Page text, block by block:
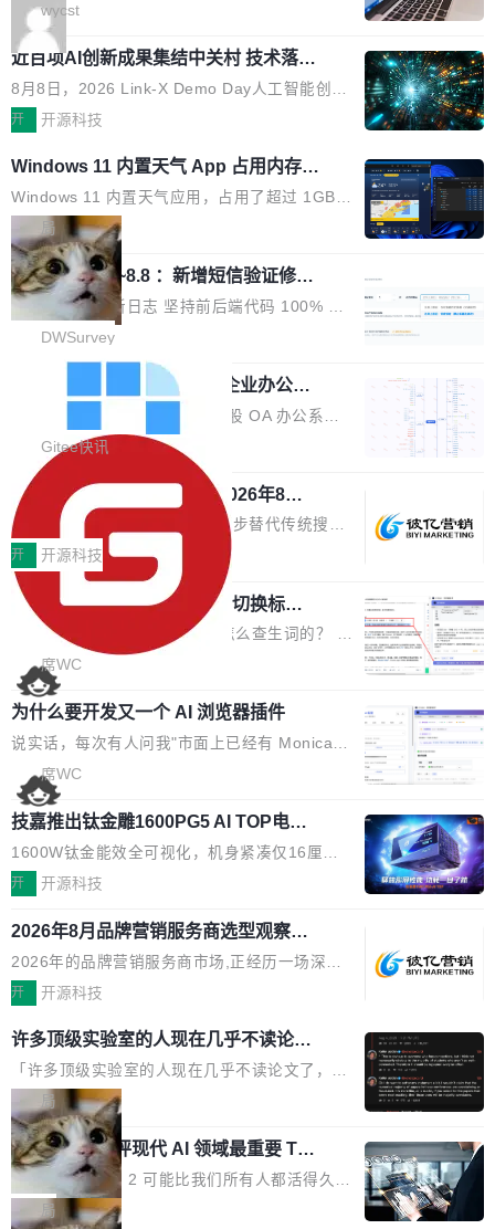
应时间，从源头消除拖影与动态模糊。 1.突破 O
LED 画质局限，暗部细节...
跳动的这个未命名模型，直接跳到了 10 万亿。
预训练通常需要 3 到 6 个月，之后还有微调阶
段。按这个时间线，最早可能在 2026 年底或 2
027 年初发布。 这个节点很微妙。Anthropic 刚
在 5 月发布了 Mythos 5...
动机理由，就是想开源了，如果非要说一个，那
就是它多少弥补了国产 Java 自研 HTTP/2 框架
这块空白——放眼国产 Java 生态，能拿出手的
HTTP/2 网络框架，要么闭源，要么底层建立在
Netty 之上，真正自研的 Java 实现几乎没有。
级 Java 网络应用框架，核心基于 JDK 原生 NI
O 构建 Reactor 多路复用模型，不依赖 Netty、
Tomcat 等任何第三方网络库。其 HTTP/2 协议
栈从 HPACK、Huffman 到 ALPN 均为自主实
现，在基准测试中与 Un...
wycst
近百项AI创新成果集结中关村 技术落地
与产业迭代提速
8月8日，2026 Link-X Demo Day人工智能创新
项目展在北京中关村举办。本次活动由星连资
业、学术、投资人士，集中展出近百项覆盖AI芯
片、算力、模型、应用全链条创新项目，聚焦AI
技术产业化落地与资本对接，呈现当前国内AI前
沿技术突破与商业化最新进展。 活动围绕AI学术
研究与产业落地融合展开多维度研讨。星连资本
创始合伙人张鸣晨表示，AI产业化是长期产融结
合过程，早期优质技术项目需持续资本与产业资
者、产业专家、投资人围绕AI前沿技术瓶颈、行
业固有认知重构等议题展开跨界对话，聚焦行业
真实痛点与突破方向...
开 开源科技
Windows 11 内置天气 App 占用内存超
过 1GB
Windows 11 内置天气应用，占用了超过 1GB
内存。 Notebookcheck 的测试发现这个数字
时，反复确认了多次。不是 100MB，不是 500
MB，是 1 个 G。一个显示天气的应用。 Windo
ws 内置应用臃肿早就是老话题了，但一款天气
应用占用内存就超过 1G 还是过于离谱——问题
个嵌在 Edge WebView 里的网页。它不是一个
「应用」，它是一个运行在浏览器引擎里的网
页，外面套了一层 Windows 的壳。 WebView2
本身就是个内存大户。它加载了完整的 Edge 渲
染引擎，包括 JavaScript 引擎...
局
调问更新7.26~8.8 ：新增短信验证修
改，考试能力升级
DWSurvey 更新日志 坚持前后端代码 100% 开
源助力企业建设自主可控的问卷调研系统 官网地
址www.diaowen.net ➔ 源码下载Gitee 仓库 ➔
本次更新新增短信验证修改已答问卷功能，提升
答卷安全性；同时升级考试能力，完善填空题判
分、防切屏等功能体验，并优化多项产品细节，
提升整体使用体验。 新增功能 01. 新增验证手
机号后查看、修改已答问卷功能 02. 新增填空题
判分功能 03. 添加协作管理员支持树形结构选择
体验优化与修复 •页面与体验优化 优化工作台首
页 UI 展示效果，提升页面使用体验。 优化防切
屏提醒规则，调整为每次切屏均触发提示，提升
考试规范性。 优化登录状...
DWSurvey
勾股 OA v6.0.2 已经发布，企业办公系
勾股 OA v6.0.2 已经发布。 勾股 OA 办公系统
是一款简单实用的开源的企业办公系统。系统集
成了系统设置、附件管理、人事管理、行政管
理、消息管理、资产管理、企业公告、知识网
盘、审批流程设置、办公审批、工作计划、工作
汇报、工作日志、日常办公、财务管理、客户管
理、合同管理、项目管理、任务管理等功能模
块。系统简约，易于功能扩展，方便二次开发，
可以用来做日常 OA，CRM，ERP，业务管理等
系统。 勾股OA6.0.2版本主要是对勾股OA 6第
一个大版本发布的部分功能细节优化和bug问题
修复的版本，具体更新日志如下： 1、补全新版
本的各个审批类型的审批单导出 2、优化各个审
Gitee快讯
942亿赛道如何选对伙伴？2026年8月G
EO公司推荐
当DeepSeek、豆包等大模型逐步替代传统搜索
成为用户获取信息的主要入口,品牌竞争的逻辑变
了:不再是争抢关键词排名,而是想办法进入AI脱
口而出的那个答案。"GEO公司推荐"这个搜索词
背后,折射的是企业面对新兴服务赛道时的集体困
惑——该信谁、看什么、怎么选。 据易观分析
《中国GEO市场产业图谱》数据,2026年中国GE
O行业规模预计达942亿元,同比增长169.7%。G
artner同期预测,传统搜索引擎访问量年内将下滑
25%,AI载体流量占比突破40%;埃森哲2025年中
国消费者调研则指出,37%的用户在有明确购买需
求时倾向于先问AI。几组数据指向一致:GEO已
从营销"加分项"变成品牌在AI时...
开 开源科技
任意网页划词 AI 问答：不用切换标签页
的效率秘诀
看英文技术文档的时候，你是怎么查生词的？ 我
猜大多数人的流程是：选中单词 → Ctrl+C → 切
到翻译标签页 → Ctrl+V → 看翻译 → 切回原
文。遇到不懂的代码片段，再切到 ChatGPT 问
一下。来回切换几次，思路早断了。 今天介绍的
开源 Chrome 扩展 AI Helper，有一个划词浮动
工具栏功能，能让你在任意网页选中文本就直接
用 AI，完全不用切换标签页。 划词工具栏是什
么 安装 AI Helper 后，在任意网页选中文本，选
区旁边会自动浮现一个工具栏： 工具 功能 典型
场景 AI 搜索 联网搜索相关信息 看到陌生概念，
想快速了解背景 解释 让 AI 解释选中文本 读到
费解...
席WC
为什么要开发又一个 AI 浏览器插件
说实话，每次有人问我"市面上已经有 Monica、
Sider、Copilot for Chrome 这些 AI 浏览器插件
了，你为什么还要再做一个"，我都觉得这个问题
问得好。 因为我自己也是从用户变成开发者的。
现有产品的天花板 我用过不少 AI 浏览器插件。
刚开始觉得都挺好——选中一段文字，弹出解
要。但用久了你会发现，它们本质上都是同一类
东西：一个带网页上下文的聊天框。 它们能读取
页面的文本，然后把文本丢给大模型，再返回一
段回答。仅此而已。 这当然有用，但总觉得差点
意思。比如我在一个后台管理系统里，需要填50
个表单字段，每个字段还有联动逻辑；比如我
想...
席WC
技嘉推出钛金雕1600PG5 AI TOP电
源：为发烧级主机与本地AI算力打造旗
舰供电方案
1600W钛金能效全可视化，机身紧凑仅16厘米
继2026台北电脑展首度亮相后，技嘉科技近日正
电源专为发烧级DIY主机与本地AI算力平台打
造，整机长度仅16厘米，提供1600W额定功率
与80PLUS钛金能效；支持ATX 3.1与PCIe 5.1
实时LCD监控屏，可充分满足当下高阶PC主机
的严苛使用需求。 澎湃功率，紧凑机身 钛金雕1
600PG5 AI TOP具备强悍输出功率，同时实现
机身尺寸大幅精简。整机长度仅16厘米，属于同
功率段机身尺寸十分紧凑的1600W电源产品。小
巧机身有效提升市面主流标准A...
开 开源科技
2026年8月品牌营销服务商选型观察：
从流量思维到品牌资产思维的范式转移
2026年的品牌营销服务商市场,正经历一场深刻
的价值重构。全球全案品牌代理机构市场从2025
复合增长率达5.44%,预计2032年将突破120亿美
元。数字广告与公共关系相关服务市场更是从20
25年的8463亿美元扩张至2026年的8763亿美
元。数字的背后是一个清晰的事实——品牌对专
业化营销服务的需求从未如此迫切。 但市场扩容
的同时,服务商的竞争逻辑正在改变。2026年Top
Agency年度合辑的观察指出,“产品”这个离消费
开 开源科技
许多顶级实验室的人现在几乎不读论文
了
「许多顶级实验室的人现在几乎不读论文了，而
且他们认为 ICLR/ICML/NeurIPS 充斥着大量过
度宣传和欺诈。」 OpenAI 研究员 Keller Jorda
n 这条推文引发了广泛讨论。他不是在说风凉
话，他是说出了一个圈内人尽皆知但很少公开捅
破的事实。 Jordan 随后补充了一句软化声明：
局
xAI 前工程师评现代 AI 领域最重要 Top
3 开源项目
Flash Attention 2 可能比我们所有人都活得久。
这句话不是来自某个技术博客，而是出自 Hieu
局